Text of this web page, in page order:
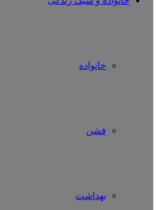
خانواده
فشن
بهداشت